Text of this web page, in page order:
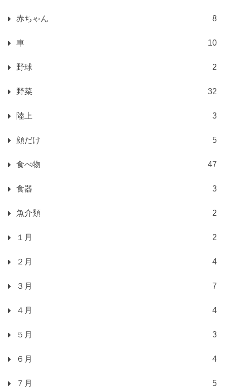
赤ちゃん 8
車 10
野球 2
野菜 32
陸上 3
顔だけ 5
食べ物 47
食器 3
魚介類 2
１月 2
２月 4
３月 7
４月 4
５月 3
６月 4
７月 5